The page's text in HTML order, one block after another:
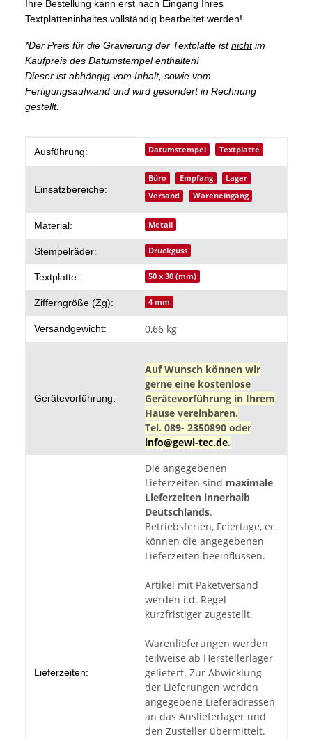
Ihre Bestellung kann erst nach Eingang Ihres
Textplatteninhaltes vollständig bearbeitet werden!
*Der Preis für die Gravierung der Textplatte istnicht im
Kaufpreis des Datumstempel enthalten!
Dieser ist abhängig vom Inhalt, sowie vom
Fertigungsaufwand und wird gesondert in Rechnung
gestellt.
Produkteigenschaft
Wert
Ausführung: Datumstempel Textplatte
Einsatzbereiche:
Büro Empfang
Lager
Versand
Wareneingang
Material: Metall
Stempelräder: Druckguss
Textplatte: 50 x 30 (mm)
Zifferngröße (Zg): 4 mm
Versandgewicht: 0,66 kg
Gerätevorführung:
Auf Wunsch können wir
gerne eine kostenlose
Gerätevorführung in Ihrem
Hause vereinbaren.
Tel. 089- 2350890 oder
info@gewi-tec.de.
Lieferzeiten:
Die angegebenen
Lieferzeiten sind maximale
Lieferzeiten innerhalb
Deutschlands.
Betriebsferien, Feiertage, ec.
können die angegebenen
Lieferzeiten beeinflussen.
Artikel mit Paketversand
werden i.d. Regel
kurzfristiger zugestellt.
Warenlieferungen werden
teilweise ab Herstellerlager
geliefert. Zur Abwicklung
der Lieferungen werden
angegebene Lieferadressen
an das Auslieferlager und
den Zusteller übermittelt.